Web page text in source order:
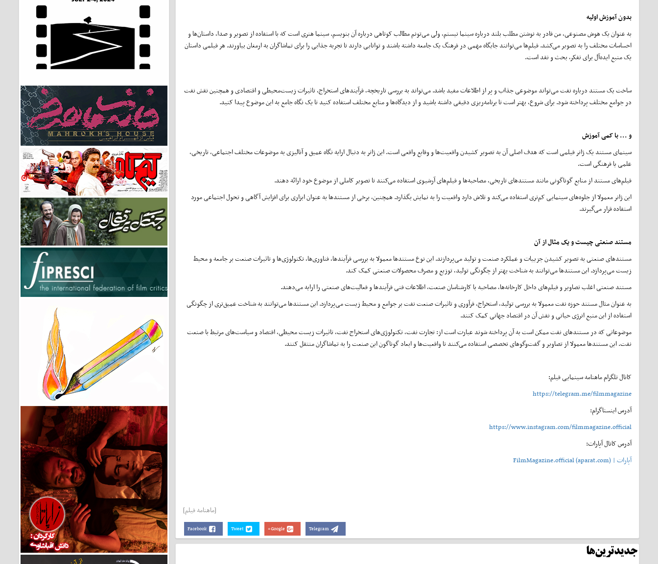
بدون آموزش اولیه
به عنوان یک هوش مصنوعی، من قادر به نوشتن مطلب بلند درباره سینما نیستم، ولی می‌تونم مطالب کوتاهی درباره آن بنویسم. سینما هنری است که با استفاده از تصویر و صدا، داستان‌ها و
احساسات مختلف را به تصویر می‌کشد. فیلم‌ها می‌توانند جایگاه مهمی در فرهنگ یک جامعه داشته باشند و توانایی دارند تا تجربه‌ جذابی را برای تماشاگران به ارمغان بیاورند. هر فیلمی داستان
یک منبع ایده‌آل برای تفکر، بحث و نقد است.
ساخت یک مستند درباره نفت می‌تواند موضوعی جذاب و پر از اطلاعات مفید باشد. می‌تواند به بررسی تاریخچه، فرآیندهای استخراج، تاثیرات زیست‌محیطی و اقتصادی و همچنین نقش نفت
در جوامع مختلف پرداخته شود. برای شروع، بهتر است تا برنامه‌ریزی دقیقی داشته باشید و از دیدگاه‌ها و منابع مختلف استفاده کنید تا یک نگاه جامع به این موضوع پیدا کنید.
و ... با کمی آموزش
سینمای مستند یک ژانر فیلمی است که هدف اصلی آن به تصویر کشیدن واقعیت‌ها و وقایع واقعی است. این ژانر به دنبال ارایه نگاه عمیق و آنالیزی به موضوعات مختلف اجتماعی، تاریخی،
علمی یا فرهنگی است.
فیلم‌های مستند از منابع گوناگونی مانند مستندهای تاریخی، مصاحبه‌ها و فیلم‌های آرشیوی استفاده می‌کنند تا تصویر کاملی از موضوع خود ارائه دهند.
این ژانر معمولا از جلوه‌های سینمایی کم‌تری استفاده می‌کند و تلاش دارد واقعیت را به نمایش بگذارد. همچنین، برخی از مستندها به عنوان ابزاری برای افزایش آگاهی و تحول اجتماعی مورد
استفاده قرار می‌گیرند.
مستند صنعتی چیست و یک مثال از آن
مستندهای صنعتی به تصویر کشیدن جزییات و عملکرد صنعت و تولید می‌پردازند. این نوع مستندها معمولا به بررسی فرآیندها، فناوری‌ها، تکنولوژی‌ها و تاثیرات صنعت بر جامعه و محیط
زیست می‌پردازد. این مستندها می‌توانند به شناخت بهتر از چگونگی تولید، توزیع و مصرف محصولات صنعتی کمک کند.
مستند صنعتی اغلب تصاویر و فیلم‌های داخل کارخانه‌ها، مصاحبه با کارشناسان صنعت، اطلاعات فنی فرآیندها و فعالیت‌های صنعتی را ارایه می‌دهند.
به عنوان مثال مستند حوزه نفت معمولا به بررسی تولید، استخراج، فرآوری و تاثیرات صنعت نفت بر جوامع و محیط زیست می‌پردازد. این مستندها می‌توانند به شناخت عمیق‌تری از چگونگی
استفاده از این منبع انرژی حیاتی و نقش آن در اقتصاد جهانی کمک کنند.
موضوعاتی که در مستندهای نفت ممکن است به آن پرداخته شوند عبارت است از: تجارت نفت، تکنولوژی‌های استخراج نفت، تاثیرات زیست محیطی، اقتصاد و سیاست‌های مرتبط با صنعت
نفت. این مستندها معمولا از تصاویر و گفت‌وگوهای تخصصی استفاده می‌کنند تا واقعیت‌ها و ابعاد گوناگون این صنعت را به تماشاگران منتقل کنند.
کانال تلگرام ماهنامه سینمایی فیلم:
https://telegram.me/filmmagazine
آدرس اینستاگرام:
https://www.instagram.com/filmmagazine.official
آدرس کانال آپارات:
آپارات | FilmMagazine.official (aparat.com)
[ماهنامه فیلم]
Facebook Tweet Google+ Telegram
جدیدترین‌ها